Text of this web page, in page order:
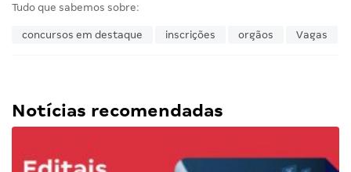
Tudo que sabemos sobre:
concursos em destaque inscrições orgãos Vagas
Notícias recomendadas